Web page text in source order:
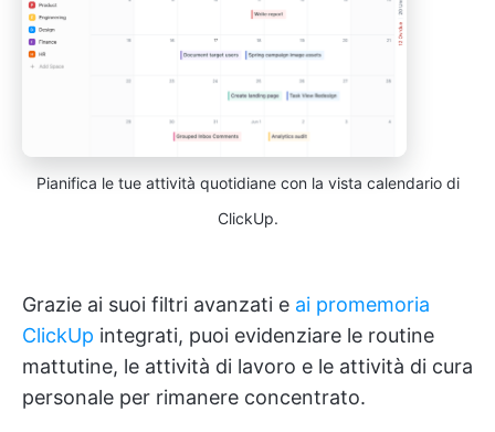
Pianifica le tue attività quotidiane con la vista calendario di
ClickUp.
Grazie ai suoi filtri avanzati e ai promemoria
ClickUp integrati, puoi evidenziare le routine
mattutine, le attività di lavoro e le attività di cura
personale per rimanere concentrato.